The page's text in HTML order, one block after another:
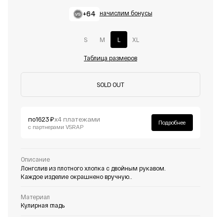
+64 начислим бонусы
S M L XL
Таблица размеров
SOLD OUT
по 1623 ₽х4 платежами
с партнерами VSRAP
Подробнее
Описание
Лонгслив из плотного хлопка с двойным рукавом.
Каждое изделие окрашнено вручную..
Материал
Кулирная гладь